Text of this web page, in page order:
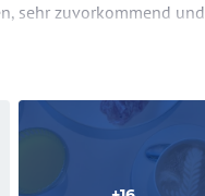
sehr zuvorkommend und